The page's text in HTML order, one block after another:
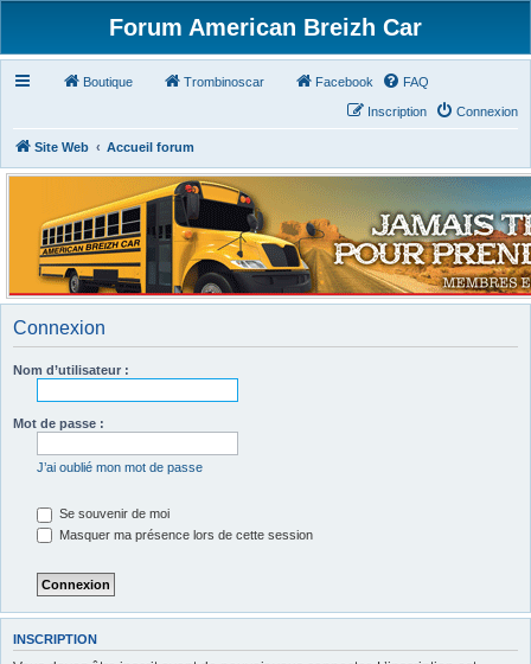
Forum American Breizh Car
Boutique Trombinoscar Facebook FAQ
Connexion
Inscription
Site Web Accueil forum
Connexion
Nom d’utilisateur :
Mot de passe :
J’ai oublié mon mot de passe
Se souvenir de moi
Masquer ma présence lors de cette session
INSCRIPTION